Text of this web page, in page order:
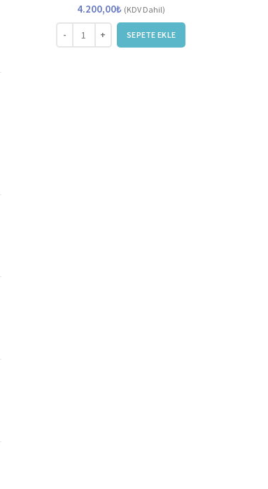
4.200,00₺ (KDV Dahil)
Aşk Sepeti (Hasır Sepette 21 Adet Gül Arajmanı) adet
SEPETE EKLE